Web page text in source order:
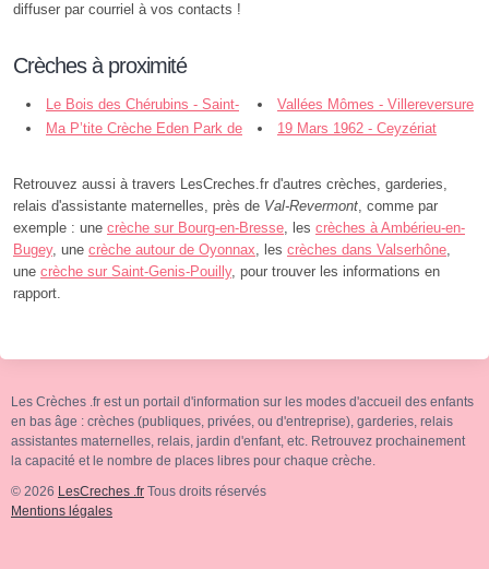
diffuser par courriel à vos contacts !
Crèches à proximité
Le Bois des Chérubins - Saint-
Étienne-du-Bois
Vallées Mômes - Villereversure
Ma P’tite Crèche Eden Park de
19 Mars 1962 - Ceyzériat
Retrouvez aussi à travers LesCreches.fr d'autres crèches, garderies,
relais d'assistante maternelles, près de Val-Revermont, comme par
exemple : une crèche sur Bourg-en-Bresse, les crèches à Ambérieu-en-
Bugey, une crèche autour de Oyonnax, les crèches dans Valserhône,
une crèche sur Saint-Genis-Pouilly, pour trouver les informations en
rapport.
Les Crèches .fr est un portail d'information sur les modes d'accueil des enfants
en bas âge : crèches (publiques, privées, ou d'entreprise), garderies, relais
assistantes maternelles, relais, jardin d'enfant, etc. Retrouvez prochainement
la capacité et le nombre de places libres pour chaque crèche.
© 2026 LesCreches .fr Tous droits réservés
Mentions légales